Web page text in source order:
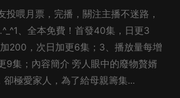
投喂月票，完播，關注主播不迷路，
、全本免費！首發40集，日更3
200，次日加更6集；3、播放量每增
9集；內容簡介 旁人眼中的廢物贅婿
卻極愛家人，為了給母親籌集...